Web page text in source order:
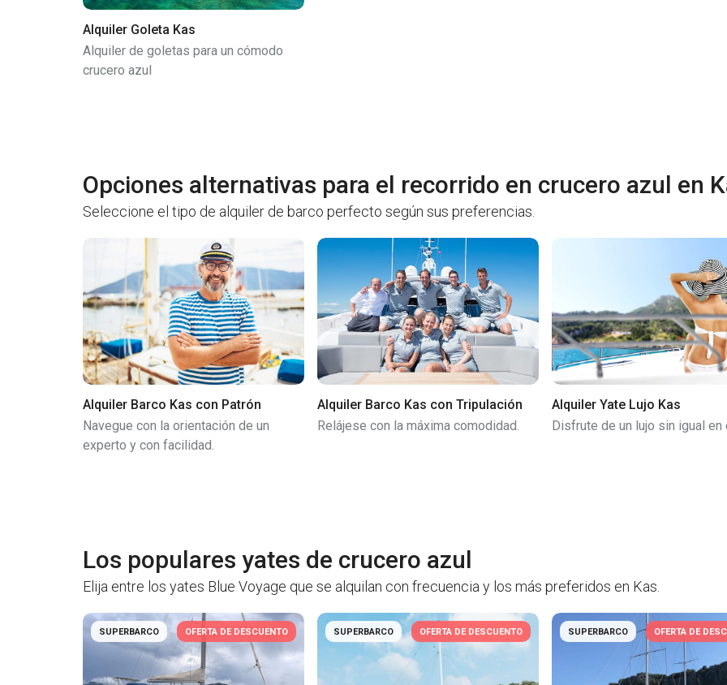
Alquiler Goleta Kas
Alquiler de goletas para un cómodo
crucero azul
Opciones alternativas para el recorrido en crucero azul en
Seleccione el tipo de alquiler de barco perfecto según sus preferencias.
Alquiler Barco Kas con Patrón
Navegue con la orientación de un
experto y con facilidad.
Alquiler Barco Kas con Tripulación
Relájese con la máxima comodidad.
Alquiler Yate Lujo Kas
Disfrute de un lujo sin igual en
Los populares yates de crucero azul
Elija entre los yates Blue Voyage que se alquilan con frecuencia y los más preferidos en Kas.
SUPERBARCO OFERTA DE DESCUENTO SUPERBARCO OFERTA DE DESCUENTO SUPERBARCO OFERTA DE